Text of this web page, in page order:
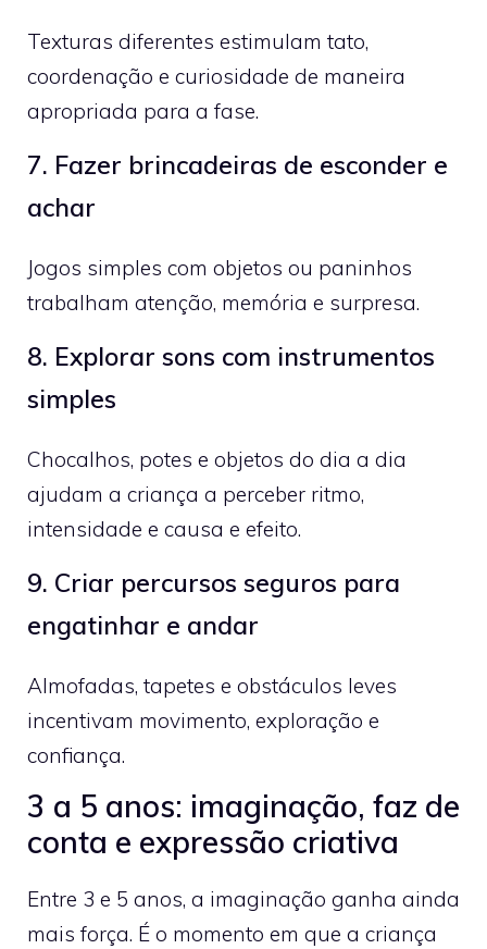
Texturas diferentes estimulam tato,
coordenação e curiosidade de maneira
apropriada para a fase.
7. Fazer brincadeiras de esconder e
achar
Jogos simples com objetos ou paninhos
trabalham atenção, memória e surpresa.
8. Explorar sons com instrumentos
simples
Chocalhos, potes e objetos do dia a dia
ajudam a criança a perceber ritmo,
intensidade e causa e efeito.
9. Criar percursos seguros para
engatinhar e andar
Almofadas, tapetes e obstáculos leves
incentivam movimento, exploração e
confiança.
3 a 5 anos: imaginação, faz de
conta e expressão criativa
Entre 3 e 5 anos, a imaginação ganha ainda
mais força. É o momento em que a criança